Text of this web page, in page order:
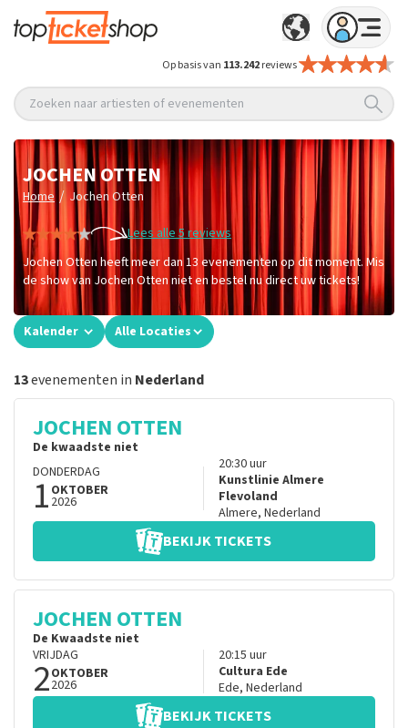
Op basis van 113.242reviews
Zoeken naar artiesten of evenementen
JOCHEN OTTEN
Home / Jochen Otten
Lees alle 5 reviews
Jochen Otten heeft meer dan 13 evenementen op dit moment. Mis
de show van Jochen Otten niet en bestel nu direct uw tickets!
Kalender Alle Locaties
13evenementen in Nederland
JOCHEN OTTEN
De kwaadste niet
DONDERDAG
1 OKTOBER
2026
20:30uur
Kunstlinie Almere
Flevoland
Almere, Nederland
BEKIJK TICKETS
JOCHEN OTTEN
De Kwaadste niet
VRIJDAG
2OKTOBER
2026
20:15 uur
Cultura Ede
Ede, Nederland
BEKIJK TICKETS